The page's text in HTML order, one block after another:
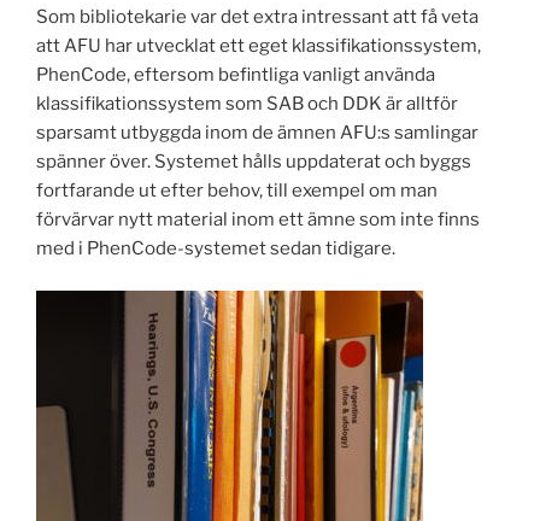
Som bibliotekarie var det extra intressant att få veta
att AFU har utvecklat ett eget klassifikationssystem,
PhenCode, eftersom befintliga vanligt använda
klassifikationssystem som SAB och DDK är alltför
sparsamt utbyggda inom de ämnen AFU:s samlingar
spänner över. Systemet hålls uppdaterat och byggs
fortfarande ut efter behov, till exempel om man
förvärvar nytt material inom ett ämne som inte finns
med i PhenCode-systemet sedan tidigare.